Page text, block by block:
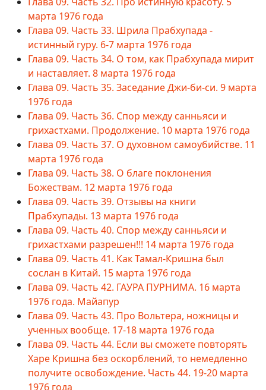
марта 1976 года
Глава 09. Часть 33. Шрила Прабхупада -
истинный гуру. 6-7 марта 1976 года
Глава 09. Часть 34. О том, как Прабхупада мирит
и наставляет. 8 марта 1976 года
Глава 09. Часть 35. Заседание Джи-би-си. 9 марта
1976 года
Глава 09. Часть 36. Спор между санньяси и
грихастхами. Продолжение. 10 марта 1976 года
Глава 09. Часть 37. О духовном самоубийстве. 11
марта 1976 года
Глава 09. Часть 38. О благе поклонения
Божествам. 12 марта 1976 года
Глава 09. Часть 39. Отзывы на книги
Прабхупады. 13 марта 1976 года
Глава 09. Часть 40. Спор между санньяси и
грихастхами разрешен!!! 14 марта 1976 года
Глава 09. Часть 41. Как Тамал-Кришна был
сослан в Китай. 15 марта 1976 года
Глава 09. Часть 42. ГАУРА ПУРНИМА. 16 марта
1976 года. Майапур
Глава 09. Часть 43. Про Вольтера, ножницы и
ученных вообще. 17-18 марта 1976 года
Глава 09. Часть 44. Если вы сможете повторять
Харе Кришна без оскорблений, то немедленно
получите освобождение. Часть 44. 19-20 марта
1976 года